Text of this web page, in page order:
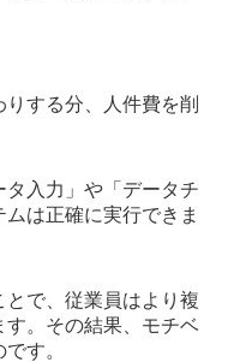
する分、人件費を削
タ入力」や「データチ
は正確に実行できま
で、従業員はより複
。その結果、モチベ
す。